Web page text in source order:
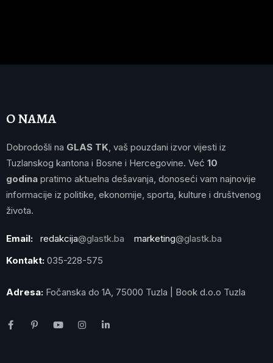
O NAMA
Dobrodošli na GLAS TK , vaš pouzdani izvor vijesti iz
Tuzlanskog kantona i Bosne i Hercegovine. Već 10
godina pratimo aktuelna dešavanja, donoseći vam najnovije
informacije iz politike, ekonomije, sporta, kulture i društvenog
života.
Email: redakcija@glastk.ba marketing@glastk.ba
Kontakt: 035-228-575
Adresa: Fočanska do 1A, 75000 Tuzla | Book d.o.o Tuzla